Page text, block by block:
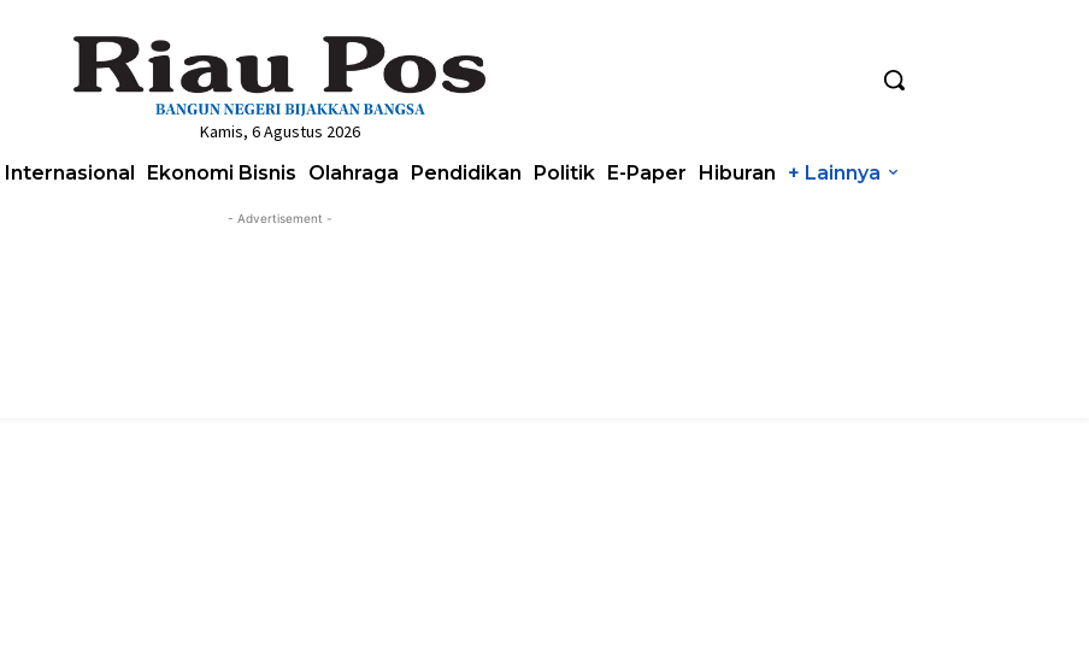
Kamis, 6 Agustus 2026
Internasional Ekonomi Bisnis Olahraga Pendidikan Politik E-Paper Hiburan + Lainnya
- Advertisement -